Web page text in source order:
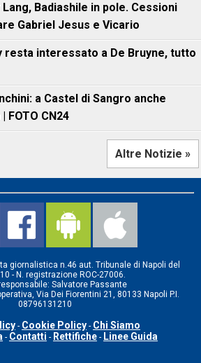
Lang, Badiashile in pole. Cessioni
Gabriel Jesus e Vicario
resta interessato a De Bruyne, tutto
a Castel di Sangro anche
FOTO CN24
Altre Notizie »
giornalistica n.46 aut. Tribunale di Napoli del
- N. registrazione ROC-27006.
Salvatore Passante
Via Dei Fiorentini 21, 80133 Napoli P.I.
08796131210
- Cookie Policy - Chi Siamo
- Contatti - Rettifiche - Linee Guida